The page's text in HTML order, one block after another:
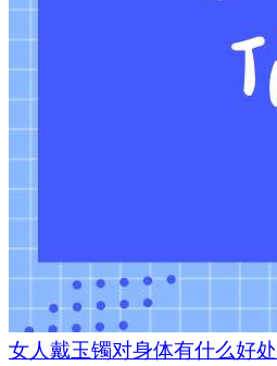
女人戴玉镯对身体有什么好